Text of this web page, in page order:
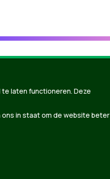
laten functioneren. Deze
in staat om de website beter